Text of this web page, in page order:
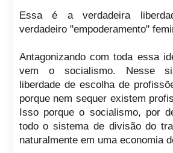
Essa é a verdadeira
verdadeiro "empoderamento"
Antagonizando com toda essa
vem o socialismo. Nesse
liberdade de escolha de
porque nem sequer existem
Isso porque o socialismo, por
todo o sistema de divisão do
naturalmente em uma economia